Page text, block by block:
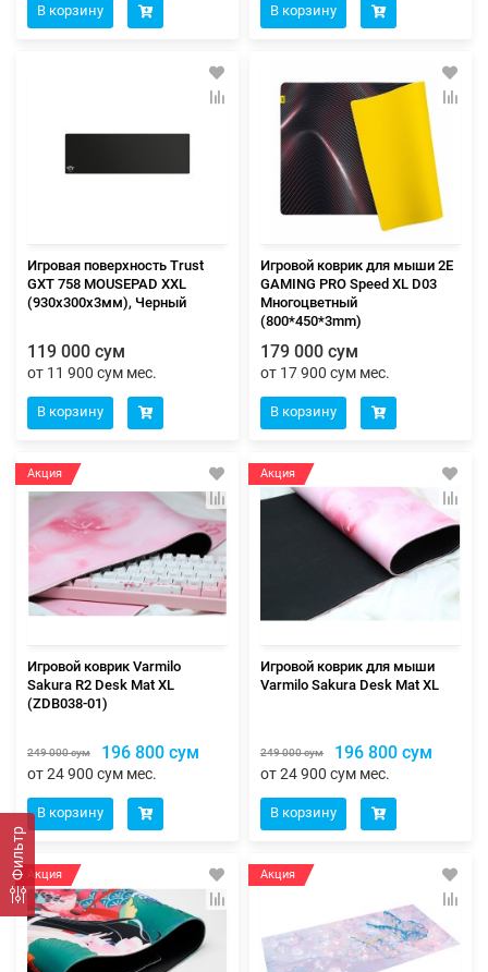
Фильтр
В корзину В корзину
Игровая поверхность Trust
GXT 758 MOUSEPAD XXL
(930x300x3мм), Черный
119 000 сум
от 11 900 сум мес.
В корзину
Игровой коврик для мыши 2E
GAMING PRO Speed XL D03
Многоцветный
(800*450*3mm)
179 000 сум
от 17 900 сум мес.
В корзину
Акция
Игровой коврик Varmilo
Sakura R2 Desk Mat XL
(ZDB038-01)
249 000 сум 196 800 сум
от 24 900 сум мес.
В корзину
Акция
Игровой коврик для мыши
Varmilo Sakura Desk Mat XL
249 000 сум 196 800 сум
от 24 900 сум мес.
В корзину
Акция Акция